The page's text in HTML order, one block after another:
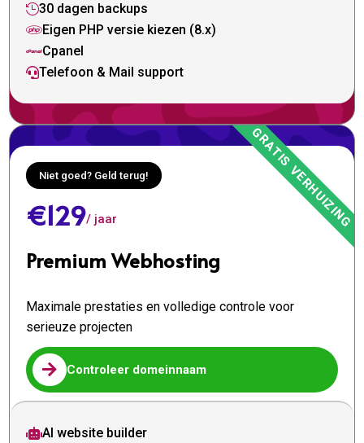
30 dagen backups
Eigen PHP versie kiezen (8.x)
Cpanel
Telefoon & Mail support
Niet goed? Geld terug!
€129/ jaar
Premium Webhosting
Maximale prestaties en volledige controle voor
serieuze projecten
 Controleer domeinnaam
AI website builder